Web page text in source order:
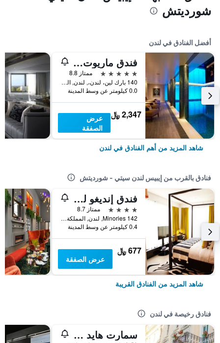
شورديتش
أفضل الفنادق في لندن
فندق ماريوت لندن بارك لاين
5 نجوم
ممتاز 8.8
140 بارك لين، لندن،, لندن, المملكة المتحدة
0.0 كيلومتر عن وسط المدينة
2,347 ﷼
عرض
الصفقة
شاهد المزيد من أهم الفنادق في لندن
فنادق بالقرب من إيبيس لندن سيتي - شورديتش
فندق إنديغو لندن تاور هيل
4 نجوم
ممتاز 8.7
142 Minories, لندن, المملكة المتحدة
0.4 كيلومتر عن وسط المدينة
677 ﷼
عرض الصفقة
شاهد المزيد من الفنادق القريبة
فنادق رخيصة في لندن
سمارت هايد بارك إن هوستل